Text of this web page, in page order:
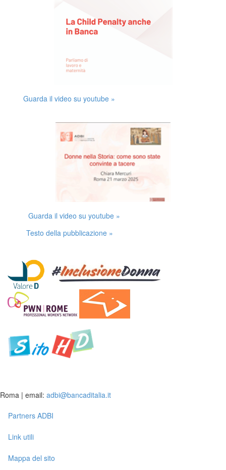
Guarda il video su youtube »
Guarda il video su youtube »
Testo della pubblicazione »
Roma | email: adbi@bancaditalia.it
Partners ADBI
Link utili
Mappa del sito